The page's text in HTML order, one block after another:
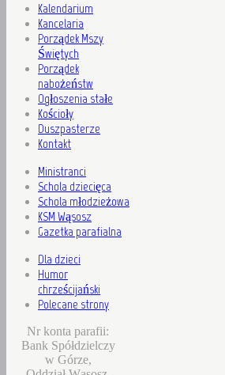
Kalendarium
Kancelaria
Porządek Mszy
Świętych
Porządek
nabożeństw
Ogłoszenia stałe
Kościoły
Duszpasterze
Kontakt
Ministranci
Schola dziecięca
Schola młodzieżowa
KSM Wąsosz
Gazetka parafialna
Dla dzieci
Humor
chrześcijański
Polecane strony
Nr konta parafii:
Bank Spółdzielczy
w Górze,